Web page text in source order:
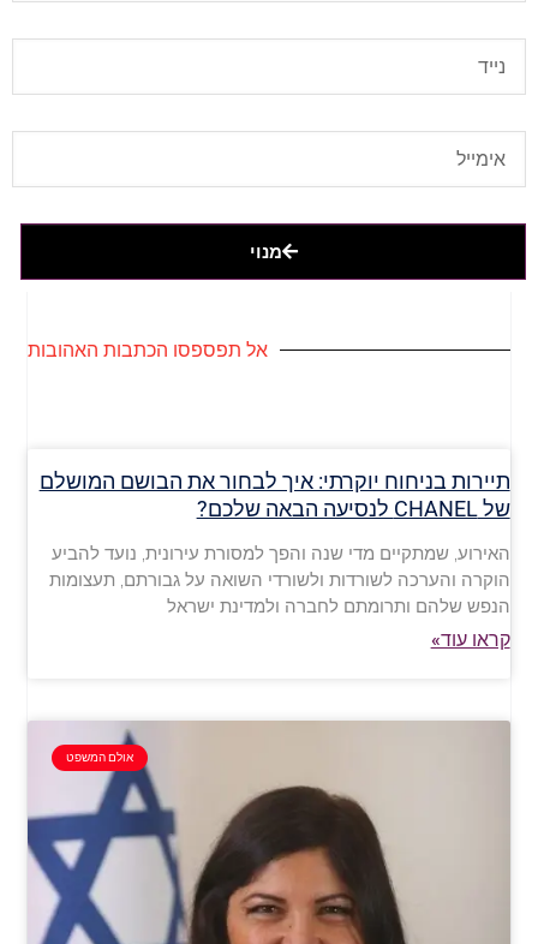
מנוי
אל תפספסו הכתבות האהובות
תיירות בניחוח יוקרתי: איך לבחור את הבושם המושלם
של CHANEL לנסיעה הבאה שלכם?
האירוע, שמתקיים מדי שנה והפך למסורת עירונית, נועד להביע
הוקרה והערכה לשורדות ולשורדי השואה על גבורתם, תעצומות
הנפש שלהם ותרומתם לחברה ולמדינת ישראל
קראו עוד»
אולם המשפט